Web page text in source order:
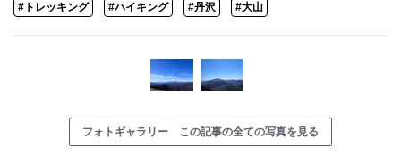
#トレッキング #ハイキング #丹沢 #大山
フォトギャラリー この記事の全ての写真を見る